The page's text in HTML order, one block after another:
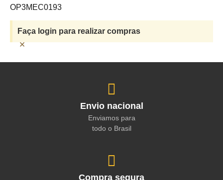
OP3MEC0193
Faça login para realizar compras
×
Envio nacional
Enviamos para
todo o Brasil
Compra segura